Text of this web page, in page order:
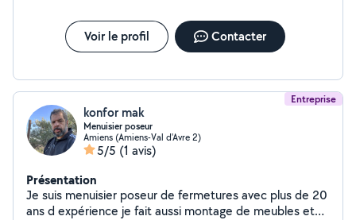
Voir le profil Contacter
Entreprise
konfor mak
Menuisier poseur
Amiens (Amiens-Val d'Avre 2)
5/5 (1 avis)
Présentation
Je suis menuisier poseur de fermetures avec plus de 20
ans d expérience je fait aussi montage de meubles et